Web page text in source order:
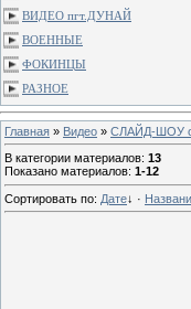
ВИДЕО пгт.ДУНАЙ
ВОЕННЫЕ
ФОКИНЦЫ
РАЗНОЕ
Главная » Видео » СЛАЙД-ШОУ
В категории материалов: 13
Показано материалов: 1-12
Сортировать по: Дате↓ ·